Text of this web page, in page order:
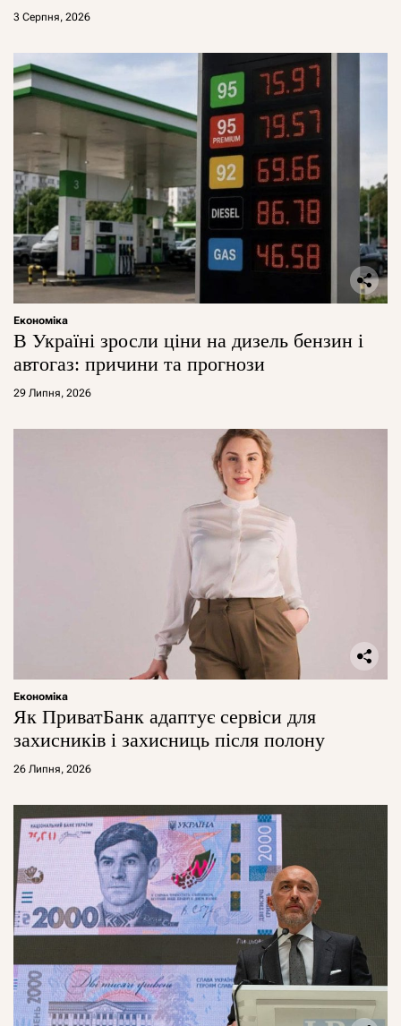
3 Серпня, 2026
Економіка
В Україні зросли ціни на дизель бензин і
автогаз: причини та прогнози
29 Липня, 2026
Економіка
Як ПриватБанк адаптує сервіси для
захисників і захисниць після полону
26 Липня, 2026